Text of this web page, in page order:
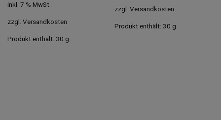
inkl. 7 % MwSt.
zzgl. Versandkosten
Produkt enthält: 30 g
zzgl.Versandkosten
Produkt enthält: 30 g